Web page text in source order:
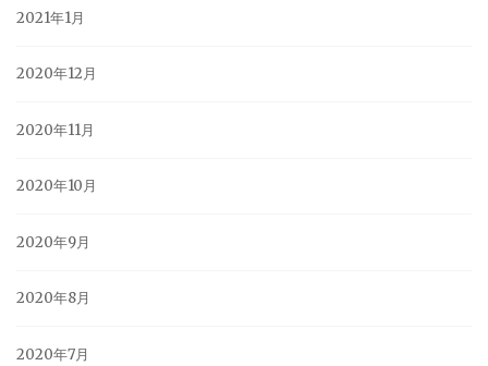
2021年1月
2020年12月
2020年11月
2020年10月
2020年9月
2020年8月
2020年7月